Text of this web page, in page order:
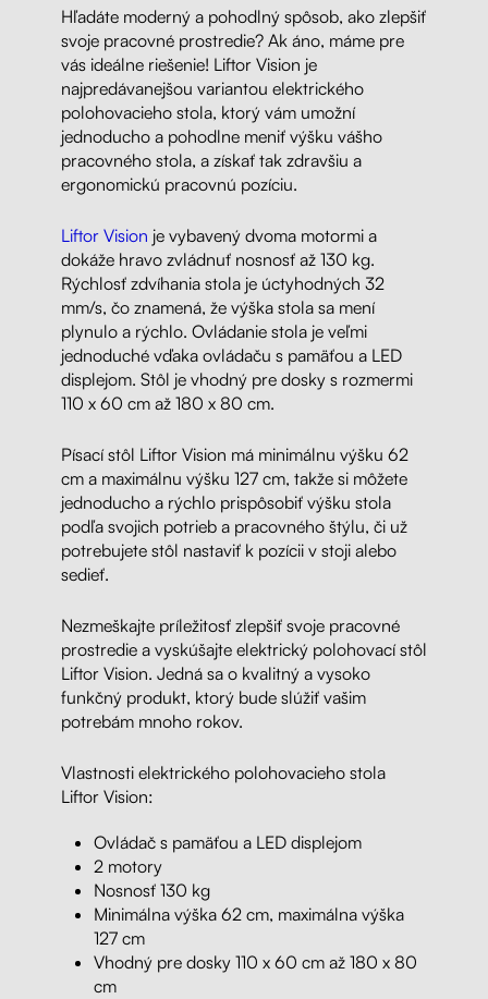
Hľadáte moderný a pohodlný spôsob, ako zlepšiť
svoje pracovné prostredie? Ak áno, máme pre
vás ideálne riešenie! Liftor Vision je
najpredávanejšou variantou elektrického
polohovacieho stola, ktorý vám umožní
jednoducho a pohodlne meniť výšku vášho
pracovného stola, a získať tak zdravšiu a
ergonomickú pracovnú pozíciu.
Liftor Vision je vybavený dvoma motormi a
dokáže hravo zvládnuť nosnosť až 130 kg.
Rýchlosť zdvíhania stola je úctyhodných 32
mm/s, čo znamená, že výška stola sa mení
plynulo a rýchlo. Ovládanie stola je veľmi
jednoduché vďaka ovládaču s pamäťou a LED
displejom. Stôl je vhodný pre dosky s rozmermi
110 x 60 cm až 180 x 80 cm.
Písací stôl Liftor Vision má minimálnu výšku 62
cm a maximálnu výšku 127 cm, takže si môžete
jednoducho a rýchlo prispôsobiť výšku stola
podľa svojich potrieb a pracovného štýlu, či už
potrebujete stôl nastaviť k pozícii v stoji alebo
sedieť.
Nezmeškajte príležitosť zlepšiť svoje pracovné
prostredie a vyskúšajte elektrický polohovací stôl
Liftor Vision. Jedná sa o kvalitný a vysoko
funkčný produkt, ktorý bude slúžiť vašim
potrebám mnoho rokov.
Vlastnosti elektrického polohovacieho stola
Liftor Vision:
Ovládač s pamäťou a LED displejom
2 motory
Nosnosť 130 kg
Minimálna výška 62 cm, maximálna výška
127 cm
Vhodný pre dosky 110 x 60 cm až 180 x 80
cm